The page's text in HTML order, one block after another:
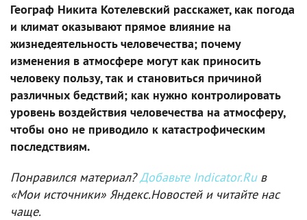
Географ Никита Котелевский расскажет, как погода
и климат оказывают прямое влияние на
жизнедеятельность человечества; почему
изменения в атмосфере могут как приносить
человеку пользу, так и становиться причиной
различных бедствий; как нужно контролировать
уровень воздействия человечества на атмосферу,
чтобы оно не приводило к катастрофическим
последствиям.
Понравился материал?Добавьте Indicator.Ruв
«Мои источники» Яндекс.Новостей и читайте нас
чаще.